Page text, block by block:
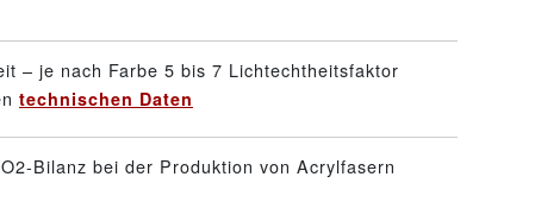
– je nach Farbe 5 bis 7 Lichtechtheitsfaktor
technischen Daten
Bilanz bei der Produktion von Acrylfasern